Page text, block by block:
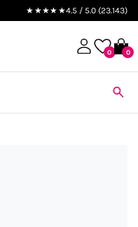
★★★★★4.5 / 5.0 (23.143)
0 0